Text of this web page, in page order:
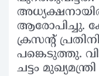
ആരോപിച്ചു.
ക്രസന്റ്
പങ്കെടുത്തു.
ചട്ടം